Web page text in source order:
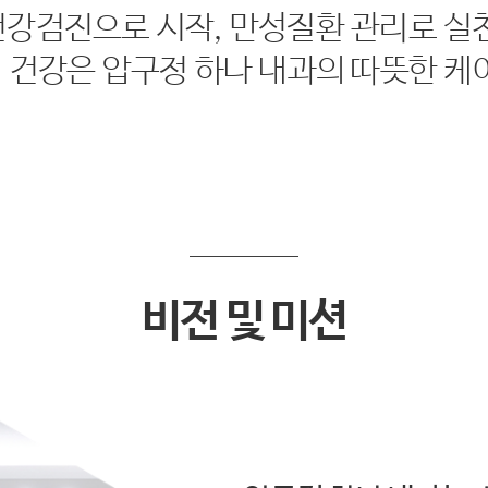
검진으로 시작, 만성질환 관리로 실
건강은 압구정 하나 내과의 따뜻한 케
비전 및 미션